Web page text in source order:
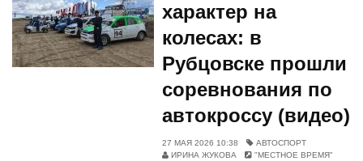
характер на
колесах: в
Рубцовске прошли
соревнования по
автокроссу (видео)
27 МАЯ 2026 10:38
АВТОСПОРТ
ИРИНА ЖУКОВА
"МЕСТНОЕ ВРЕМЯ"